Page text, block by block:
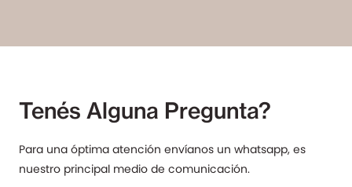
Tenés Alguna Pregunta?
Para una óptima atención envíanos un whatsapp, es
nuestro principal medio de comunicación.